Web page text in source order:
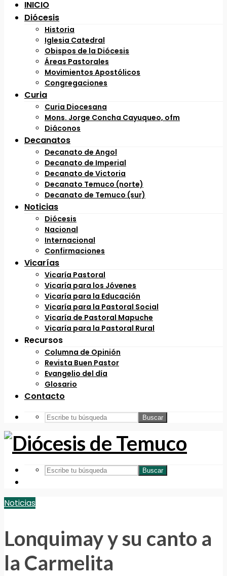
INICIO
Diócesis
Historia
Iglesia Catedral
Obispos de la Diócesis
Áreas Pastorales
Movimientos Apostólicos
Congregaciones
Curia
Curia Diocesana
Mons. Jorge Concha Cayuqueo, ofm
Diáconos
Decanatos
Decanato de Angol
Decanato de Imperial
Decanato de Victoria
Decanato Temuco (norte)
Decanato de Temuco (sur)
Noticias
Diócesis
Nacional
Internacional
Confirmaciones
Vicarías
Vicaría Pastoral
Vicaría para los Jóvenes
Vicaría para la Educación
Vicaría para la Pastoral Social
Vicaría de Pastoral Mapuche
Vicaría para la Pastoral Rural
Recursos
Columna de Opinión
Revista Buen Pastor
Evangelio del día
Glosario
Contacto
Buscar
Buscar
Noticias
Lonquimay y su canto a
la Carmelita